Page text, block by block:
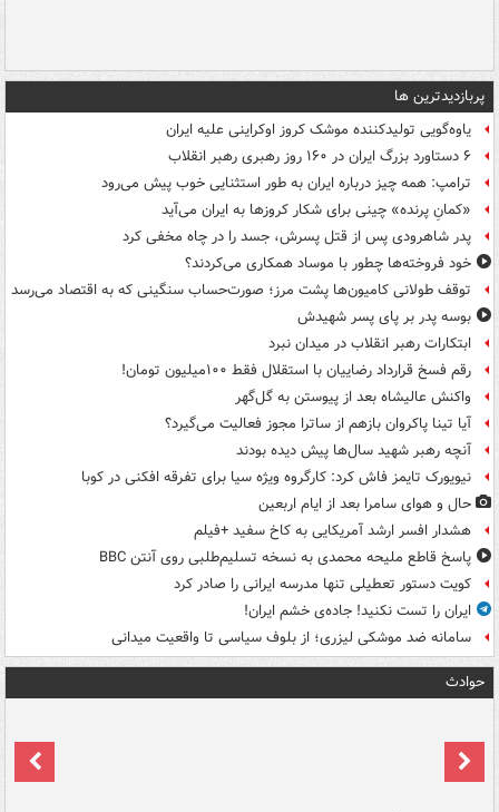
پربازدیدترین ها
یاوه‌گویی تولیدکننده موشک کروز اوکراینی علیه ایران
۶ دستاورد بزرگ ایران در ۱۶۰ روز رهبری رهبر انقلاب
ترامپ: همه چیز درباره ایران به طور استثنایی خوب پیش می‌رود
«کمانِ پرنده» چینی برای شکار کروزها به ایران می‌آید
پدر شاهرودی پس از قتل پسرش، جسد را در چاه مخفی کرد
خود فروخته‌ها چطور با موساد همکاری می‌کردند؟
توقف طولانی کامیون‌ها پشت مرز؛ صورت‌حساب سنگینی که به اقتصاد می‌رسد
بوسه‌ پدر بر پای پسر شهیدش
ابتکارات رهبر انقلاب در میدان نبرد
رقم فسخ قرارداد رضاییان با استقلال فقط ۱۰۰میلیون تومان!
واکنش عالیشاه بعد از پیوستن به گل‌گهر
آیا تینا پاکروان بازهم از ساترا مجوز فعالیت می‌گیرد؟
آنچه رهبر شهید سال‌ها پیش دیده بودند
نیویورک تایمز فاش کرد: کارگروه ویژه سیا برای تفرقه افکنی در کوبا
حال و هوای سامرا بعد از ایام اربعین
هشدار افسر ارشد آمریکایی به کاخ سفید +فیلم
پاسخ قاطع ملیحه محمدی به نسخه تسلیم‌طلبی روی آنتن BBC
کویت دستور تعطیلی تنها مدرسه ایرانی را صادر کرد
ایران را تست نکنید! جاده‌ی خشم ایران!
سامانه ضد موشکی لیزری؛ از بلوف سیاسی تا واقعیت میدانی
حوادث